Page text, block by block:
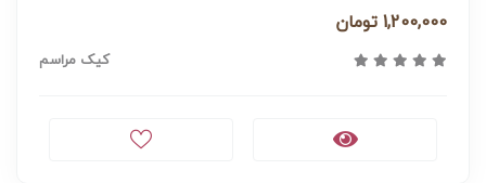
1,200,000 تومان
کیک مراسم